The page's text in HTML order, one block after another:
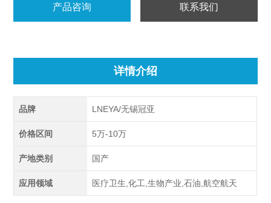
产品咨询 联系我们
详情介绍
品牌 LNEYA/无锡冠亚
价格区间 5万-10万
产地类别 国产
应用领域 医疗卫生,化工,生物产业,石油,航空航天